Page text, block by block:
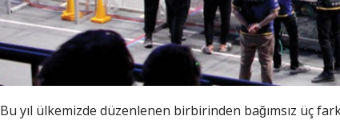
Bu yıl ülkemizde düzenlenen birbirinden bağımsız üç